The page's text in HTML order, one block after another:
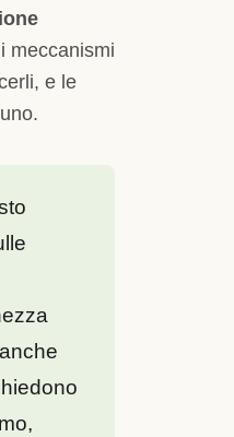
meccanismi
e le